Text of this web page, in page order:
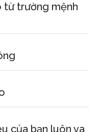
từ trường mệnh
của bạn luôn va